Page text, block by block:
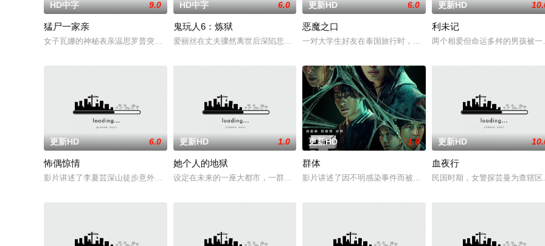
HD中字 9.0
猛尸一家亲
女子瓦娜的神秘表亲温思罗普突然仓皇登门，身后还跟着一个来自异界的危险实体，对方如同附骨之疽，死咬着目标一路追杀而来。为了护住身
HD中字 6.0
鬼玩人6：炼狱
爱丽丝在丈夫骤然离世后深陷悲痛，受邀前往公婆的乡间庄园暂住，试图和丈夫的家人互相慰藉，一同走
更新HD 6.0
恶魔之口
一对大学生好友在泰国旅行时，被困在一个水下洞穴中，同时，周
更新HD
利未记
两个相爱但命运多舛的男孩被
更新HD 6.0
怖偶惊情
影片讲述了李夏芸深山徒步意外坠崖后闯入隐秘古宅求救，得男主人石桥留宿，却陷入更恐怖的诡异事件，包括布偶自行移动和夜半啼哭，石桥
更新HD 1.0
她个人的地狱
设定在未来的一座大都市，一群女演员聚集在一座豪华酒店，计划拍摄一部类似《太空英雌芭芭丽娜》的
更新HD 1.0
群体
影片讲述了因不明感染事件而被封锁的建筑内，孤立无援的幸存者们
更新HD
血夜行
民国时期，女警探芸曼为查辖